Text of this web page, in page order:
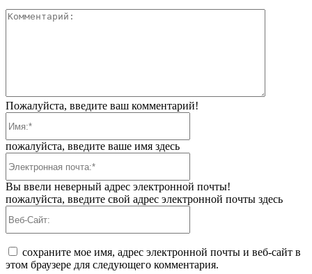
Пожалуйста, введите ваш комментарий!
пожалуйста, введите ваше имя здесь
Вы ввели неверный адрес электронной почты!
пожалуйста, введите свой адрес электронной почты здесь
сохраните мое имя, адрес электронной почты и веб-сайт в
этом браузере для следующего комментария.